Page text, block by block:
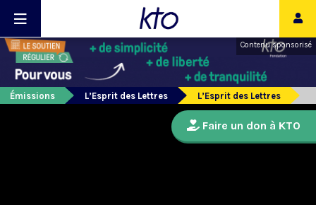
Contenu sponsorisé
Émissions L’Esprit des Lettres L’Esprit des Lettres
Faire un don à KTO